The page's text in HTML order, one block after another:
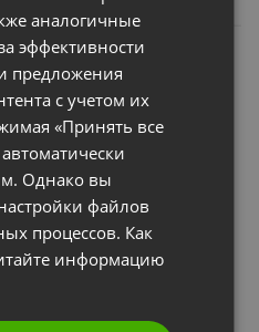
RUSSIAN
PORTUGUESE
ITALIAN
аналогичные
эффективности
предложения
с учетом их
«Принять все
Однако вы
файлов
процессов. Как
информацию